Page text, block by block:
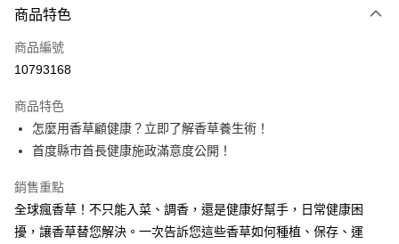
信用卡一次付款
LINE Pay
街口支付
悠遊付
ATM付款
運送方式
商品特色
商品編號
10793168
商品特色
怎麼用香草顧健康？立即了解香草養生術！
首度縣市首長健康施政滿意度公開！
銷售重點
全球瘋香草！不只能入菜、調香，還是健康好幫手，日常健康困
擾，讓香草替您解決。一次告訴您這些香草如何種植、保存、運